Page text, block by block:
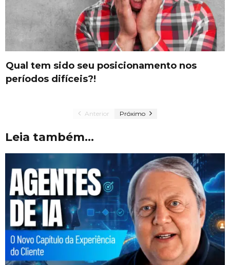
Qual tem sido seu posicionamento nos
períodos difíceis?!
Anterior Próximo
Leia também...